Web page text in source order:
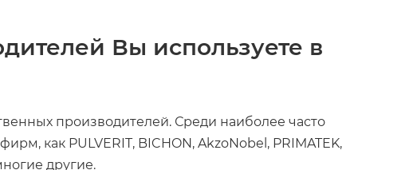
Вы используете в
производителей. Среди наиболее часто
как PULVERIT, BICHON, AkzoNobel, PRIMATEK,
другие.